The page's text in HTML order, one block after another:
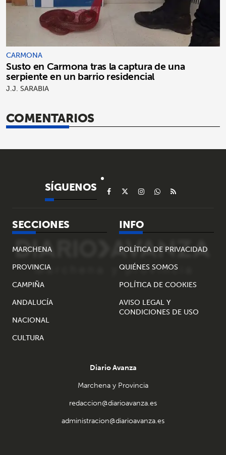
CARMONA
Susto en Carmona tras la captura de una
serpiente en un barrio residencial
J.J. SARABIA
COMENTARIOS
SÍGUENOS
SECCIONES
MARCHENA
PROVINCIA
CAMPIÑA
ANDALUCÍA
NACIONAL
CULTURA
INFO
POLÍTICA DE PRIVACIDAD
QUIÉNES SOMOS
POLÍTICA DE COOKIES
AVISO LEGAL Y
CONDICIONES DE USO
Diario Avanza
Marchena y Provincia
redaccion@diarioavanza.es
administracion@diarioavanza.es